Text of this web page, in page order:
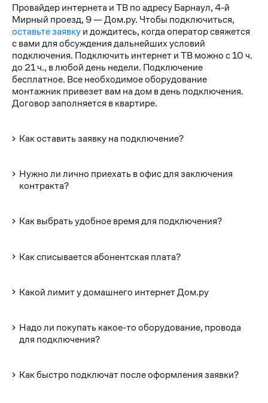
Провайдер интернета и ТВ по адресу Барнаул, 4-й
Мирный проезд, 9 — Дом.ру. Чтобы подключиться,
оставьте заявкуи дождитесь, когда оператор свяжется
с вами для обсуждения дальнейших условий
подключения. Подключить интернет и ТВ можно с 10 ч.
до 21 ч., в любой день недели. Подключение
бесплатное. Все необходимое оборудование
монтажник привезет вам на дом в день подключения.
Договор заполняется в квартире.
Как оставить заявку на подключение?
Нужно ли лично приехать в офис для заключения
контракта?
Как выбрать удобное время для подключения?
Как списывается абонентская плата?
Какой лимит у домашнего интернет Дом.ру
Надо ли покупать какое-то оборудование, провода
для подключения?
Как быстро подключат после оформления заявки?